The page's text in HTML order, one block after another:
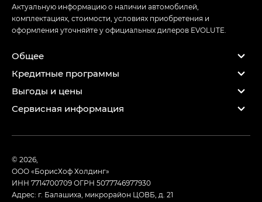
Актуальную информацию о наличии автомобилей,
комплектациях, стоимости, условиях приобретения и
оформления уточняйте у официальных дилеров EVOLUTE.
Общее
Кредитные программы
Выгоды и цены
Сервисная информация
© 2026,
ООО «БорисХоф Холдинг»
ИНН 7714700709ОГРН 5077746977930
Адрес: г. Балашиха, микрорайон ЦОВБ, д. 21